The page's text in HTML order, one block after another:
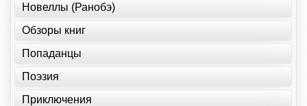
Новеллы (Ранобэ)
Обзоры книг
Попаданцы
Поэзия
Приключения